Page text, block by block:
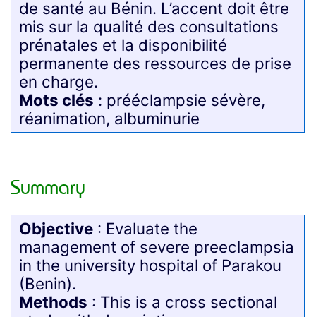
de santé au Bénin. L’accent doit être
mis sur la qualité des consultations
prénatales et la disponibilité
permanente des ressources de prise
en charge.
Mots clés : prééclampsie sévère,
réanimation, albuminurie
Summary
Objective : Evaluate the
management of severe preeclampsia
in the university hospital of Parakou
(Benin).
Methods : This is a cross sectional